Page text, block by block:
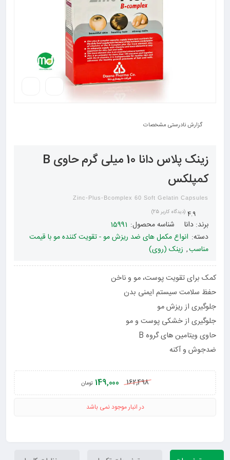
گزارش نادرستی مشخصات
زینک پلاس دانا 10 میلی گرم حاوی B
کمپلکس
Zinc-Plus-Bcomplex 60 Soft Gelatin Capsules
4.9 (دیدگاه کاربر 25
)
برند: دانا شناسه محصول: 15991
دسته: انواع مکمل های ضد ریزش مو - تقویت کننده مو با قیمت
مناسب, زینک (روی)
کمک برای تقویت پوست، مو و ناخن
حفظ سلامت سیستم ایمنی بدن
جلوگیری از ریزش مو
جلوگیری از خشکی پوست و مو
حاوی ویتامین های گروه B
ضدجوش و آکنه
162,498
149,000 تومان
در انبار موجود نمی باشد